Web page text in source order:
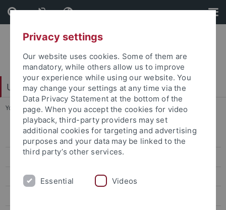
Skip
to
content
Skip
to
footer
Universitätsbibliothek
You are here: Startseite ... Zahnmedizin
Fachgebiete
Ägyptologie
Allgemeine Rhetorik
Privacy settings
Our website uses cookies. Some of them are
mandatory, while others allow us to improve
your experience while using our website. You
may change your settings at any time via the
Data Privacy Statement at the bottom of the
page. When you accept the cookies for video
playback, third-party providers may set
additional cookies for targeting and advertising
purposes and your data may be linked to the
third party’s other services.
Essential Videos